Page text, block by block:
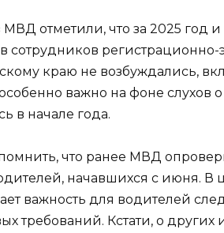
отметили, что за 2025 год
сотрудников
краю не возбуждались,
важно на фоне слухов
в начале года.
что ранее МВД
начавшихся с июня. В
важность для водителей
требований. Кстати, о